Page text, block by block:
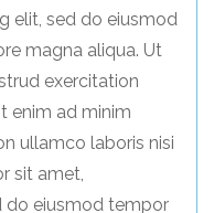
elit, sed do eiusmod
magna aliqua. Ut
exercitation
enim ad minim
ullamco laboris nisi
sit amet,
do eiusmod tempor